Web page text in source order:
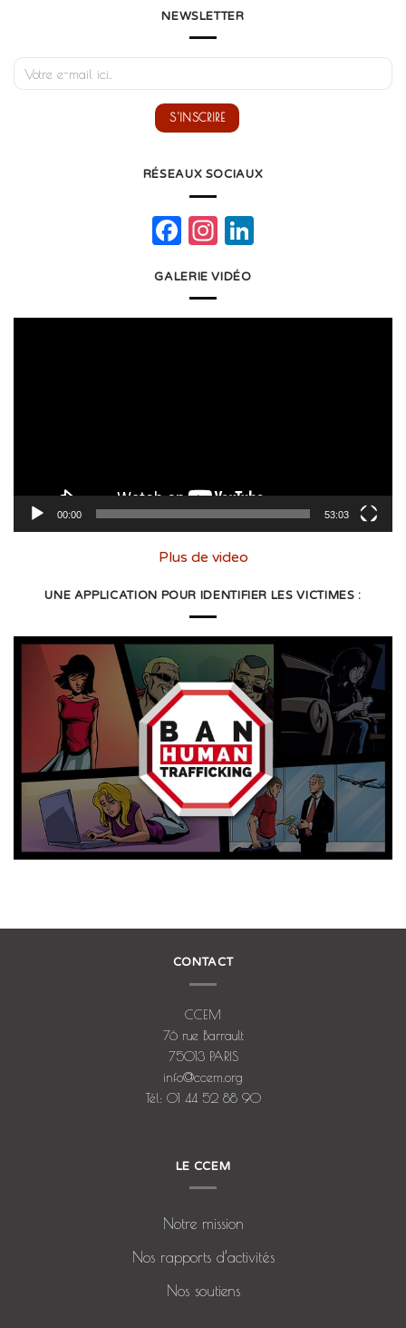
NEWSLETTER
RÉSEAUX SOCIAUX
Facebook
Instagram
GALERIE VIDÉO
00:00 53:03
Plus de video
UNE APPLICATION POUR IDENTIFIER LES VICTIMES :
CONTACT
CCEM
76 rue Barrault
75013 PARIS
info@ccem.org
Tél: 01 44 52 88 90
LE CCEM
Notre mission
Nos rapports d’activités
Nos soutiens